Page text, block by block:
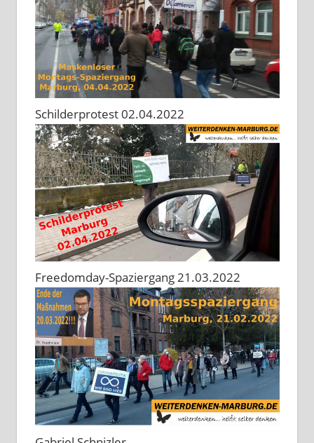
Schilderprotest 02.04.2022
Freedomday-Spaziergang 21.03.2022